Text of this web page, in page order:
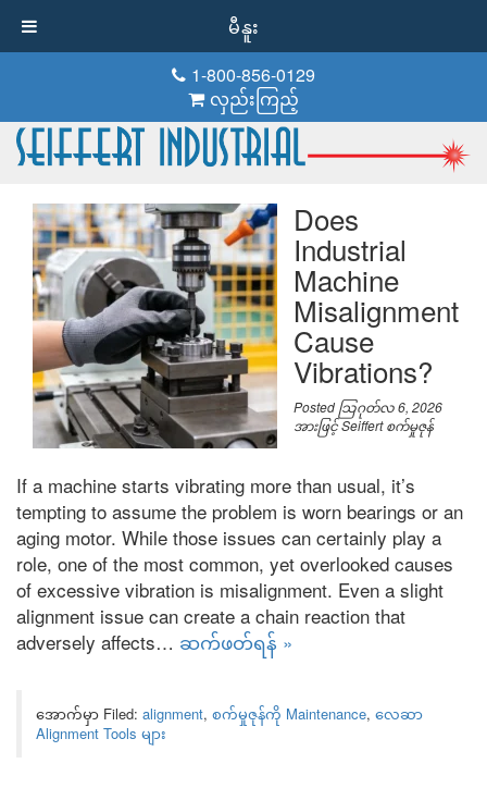
1-800-856-0129
လှည်းကြည့်
Does
Industrial
Machine
Misalignment
Cause
Vibrations?
Posted သြဂုတ်လ 6, 2026
အားဖြင့်Seiffert စက်မှုဇုန်
If a machine starts vibrating more than usual, it’s
tempting to assume the problem is worn bearings or an
aging motor. While those issues can certainly play a
role, one of the most common, yet overlooked causes
of excessive vibration is misalignment. Even a slight
alignment issue can create a chain reaction that
adversely affects… ဆက်ဖတ်ရန် »
အောက်မှာ Filed: alignment, စက်မှုဇုန်ကို Maintenance, လေဆာ
Alignment Tools များ
မီနူး